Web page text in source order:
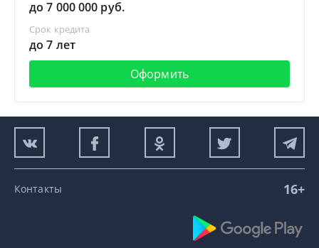
до 7 000 000 руб.
Срок кредита
до 7 лет
Оформить
Контакты 16+